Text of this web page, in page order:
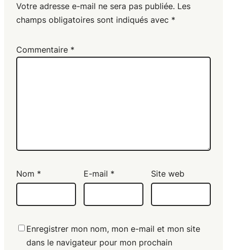
Votre adresse e-mail ne sera pas publiée. Les
champs obligatoires sont indiqués avec *
Commentaire *
Nom * E-mail * Site web
Enregistrer mon nom, mon e-mail et mon site
dans le navigateur pour mon prochain